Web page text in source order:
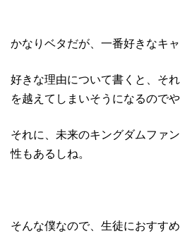
かなりベタだが、一番好きなキャ
好きな理由について書くと、そ
を越えてしまいそうになるので
それに、未来のキングダムファ
性もあるしね。
そんな僕なので、生徒におすす